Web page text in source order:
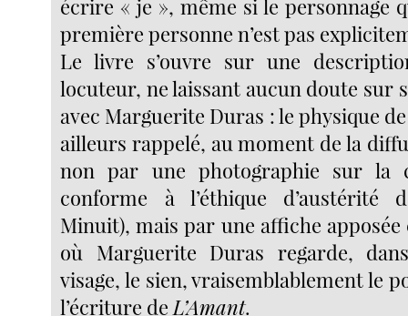
écrire « je », même si le personnage
première personne n’est pas
Le livre s’ouvre sur une
locuteur, ne laissant aucun doute sur
avec Marguerite Duras : le physique
ailleurs rappelé, au moment de la
non par une photographie sur la
conforme à l’éthique d’austérité
Minuit), mais par une affiche apposée
où Marguerite Duras regarde,
visage, le sien, vraisemblablement le
l’écriture deL’Amant.